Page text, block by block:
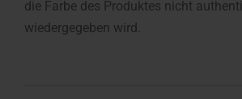
die Farbe des Produktes nicht
wiedergegeben wird.